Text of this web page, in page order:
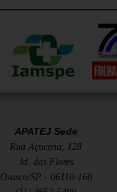
APATEJ Sede
Rua Açucena, 128
Jd. das Flores
Osasco/SP - 06110-160